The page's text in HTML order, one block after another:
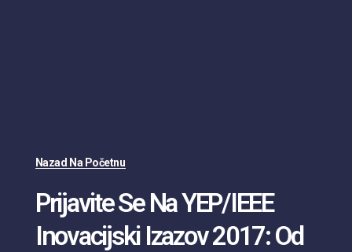
Nazad Na Početnu
Prijavite Se Na YEP/IEEE
Inovacijski Izazov 2017: Od